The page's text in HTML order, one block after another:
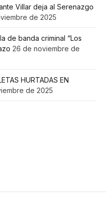
Villar deja al Serenazgo
de 2025
de banda criminal “Los
26 de noviembre de
HURTADAS EN
de 2025